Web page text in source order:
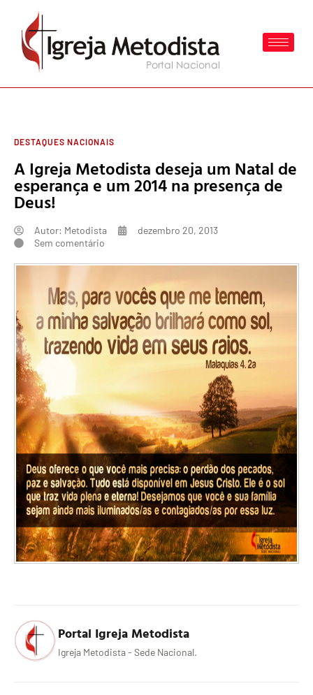
DESTAQUES NACIONAIS
A Igreja Metodista deseja um Natal de
esperança e um 2014 na presença de
Deus!
Autor: Metodista
dezembro 20, 2013
Sem comentário
Portal Igreja Metodista
Igreja Metodista - Sede Nacional.